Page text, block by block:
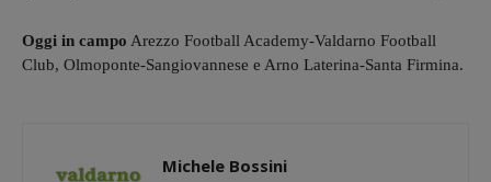
Oggi in campo Arezzo Football Academy-Valdarno Football
Club, Olmoponte-Sangiovannese e Arno Laterina-Santa Firmina.
Michele Bossini